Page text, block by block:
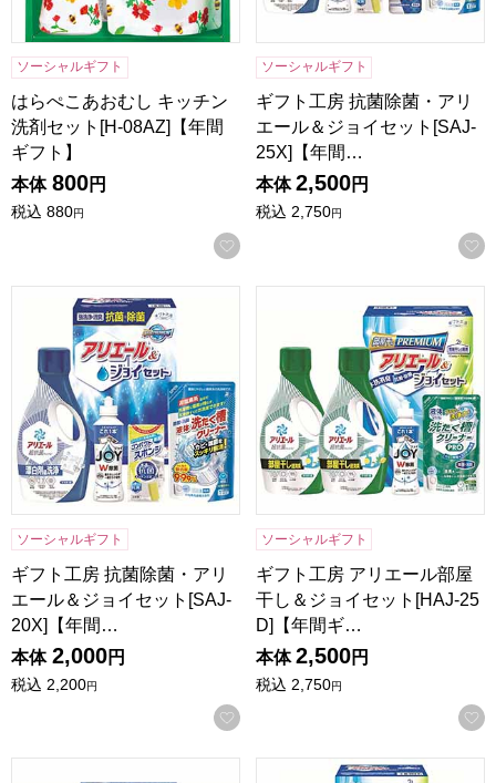
ソーシャルギフト
はらぺこあおむし キッチン
洗剤セット[H-08AZ]【年間
ギフト】
本体 800円
税込 880円
お気に入りに登録する
ソーシャルギフト
ギフト工房 抗菌除菌・アリ
エール＆ジョイセット[SAJ-
25X]【年間…
本体 2,500円
税込 2,750円
ギフト工房 抗菌除菌・アリエール＆ジョイセット[SAJ-20X]
ソーシャルギフト
ギフト工房 抗菌除菌・アリ
エール＆ジョイセット[SAJ-
20X]【年間…
本体 2,000円
税込 2,200円
お気に入りに登録する
ソーシャルギフト
ギフト工房 アリエール部屋
干し＆ジョイセット[HAJ-25
D]【年間ギ…
本体 2,500円
税込 2,750円
ギフト工房 アリエール部屋干し＆ジョイセット[HAJ-20D]【
ギフト工房 アリエール部屋